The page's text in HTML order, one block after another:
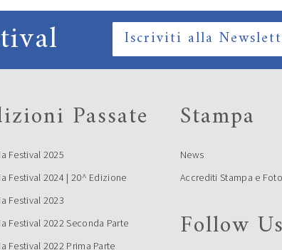
Iscriviti alla
Passate
Festival 2025
Festival 2024 | 20^ Edizione
Festival 2023
Festival 2022 Seconda Parte
Festival 2022 Prima Parte
Stampa
News
Accrediti Stampa e
Follow